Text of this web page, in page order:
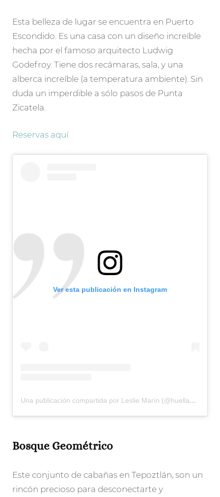
Esta belleza de lugar se encuentra en Puerto
Escondido. Es una casa con un diseño increíble
hecha por el famoso arquitecto Ludwig
Godefroy. Tiene dos recámaras, sala, y una
alberca increíble (a temperatura ambiente). Sin
duda un imperdible a sólo pasos de Punta
Zicatela.
Reservas aquí
Ver esta publicación en Instagram
Una publicación compartida por Leslie Marín (@huellasdesal)
Bosque Geométrico
Este conjunto de cabañas en Tepoztlán, son un
rincón precioso para desconectarte y